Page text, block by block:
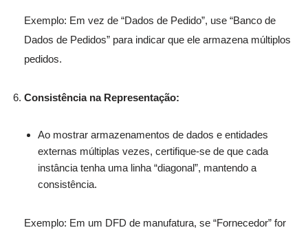
Exemplo: Em vez de “Dados de Pedido”, use “Banco de
Dados de Pedidos” para indicar que ele armazena múltiplos
pedidos.
Consistência na Representação:
Ao mostrar armazenamentos de dados e entidades
externas múltiplas vezes, certifique-se de que cada
instância tenha uma linha “diagonal”, mantendo a
consistência.
Exemplo: Em um DFD de manufatura, se “Fornecedor” for